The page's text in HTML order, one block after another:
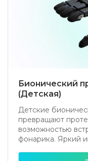
Бионический
(Детская)
Детские
превращают
возможностью
фонарика. Яркий